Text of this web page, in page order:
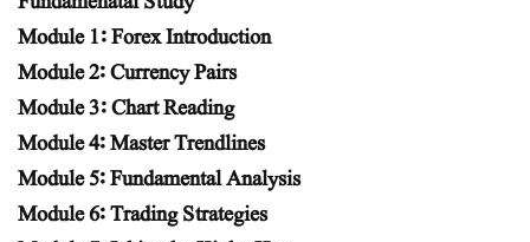
Module 1: Forex Introduction
Module 2: Currency Pairs
Module 3: Chart Reading
Module 4: Master Trendlines
Module 5: Fundamental Analysis
Module 6: Trading Strategies